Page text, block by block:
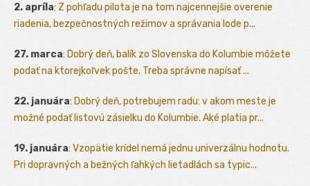
2. apríla: Z pohľadu pilota je na tom najcennejšie overenie
riadenia, bezpečnostných režimov a správania lode p...
27. marca: Dobrý deň, balík zo Slovenska do Kolumbie môžete
podať na ktorejkoľvek pošte. Treba správne napísať ...
22. januára: Dobrý deň, potrebujem radu: v akom meste je
možné podať listovú zásielku do Kolumbie. Aké platia pr...
19. januára: Vzopätie krídel nemá jednu univerzálnu hodnotu.
Pri dopravných a bežných ľahkých lietadlách sa typic...